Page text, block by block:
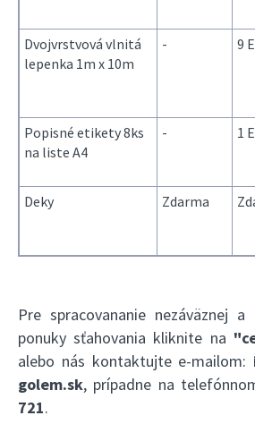
Dvojvrstvová vlnitá
lepenka 1m x 10m
- 9
Popisné etikety 8ks
na liste A4
- 1
Deky
Zdarma
Pre spracovananie nezáväznej a
ponuky sťahovania kliknite na
alebo nás kontaktujte e-mailom:
golem.sk, prípadne na
721.